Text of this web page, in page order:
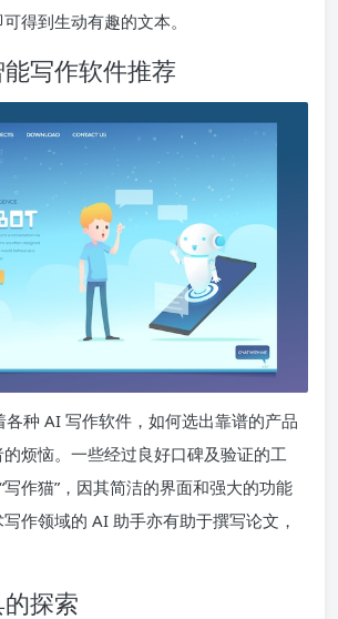
得到生动有趣的文本。
写作软件推荐
各种 AI 写作软件，如何选出靠谱的产品
烦恼。一些经过良好口碑及验证的工
写作猫”，因其简洁的界面和强大的功能
作领域的 AI 助手亦有助于撰写论文，
探索